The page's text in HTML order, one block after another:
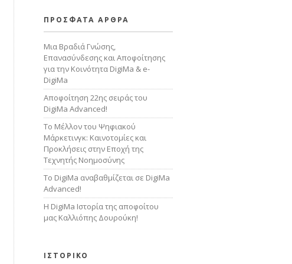
ΠΡΟΣΦΑΤΑ ΑΡΘΡΑ
Μια Βραδιά Γνώσης,
Επανασύνδεσης και Αποφοίτησης
για την Κοινότητα DigiMa & e-
DigiMa
Αποφοίτηση 22ης σειράς του
DigiMa Advanced!
Το Μέλλον του Ψηφιακού
Μάρκετινγκ: Καινοτομίες και
Προκλήσεις στην Εποχή της
Τεχνητής Νοημοσύνης
Tο DigiMa αναβαθμίζεται σε DigiMa
Advanced!
Η DigiMa Ιστορία της αποφοίτου
μας Καλλιόπης Δουρούκη!
ΙΣΤΟΡΙΚΟ